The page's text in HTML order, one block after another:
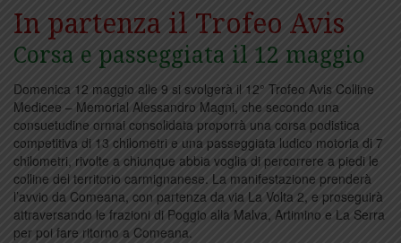
In partenza il Trofeo Avis
Corsa e passeggiata il 12 maggio
Domenica 12 maggio alle 9 si svolgerà il 12° Trofeo Avis Colline
Medicee – Memorial Alessandro Magni, che secondo una
consuetudine ormai consolidata proporrà una corsa podistica
competitiva di 13 chilometri e una passeggiata ludico motoria di 7
chilometri, rivolte a chiunque abbia voglia di percorrere a piedi le
colline del territorio carmignanese. La manifestazione prenderà
l’avvio da Comeana, con partenza da via La Volta 2, e proseguirà
attraversando le frazioni di Poggio alla Malva, Artimino e La Serra
per poi fare ritorno a Comeana.